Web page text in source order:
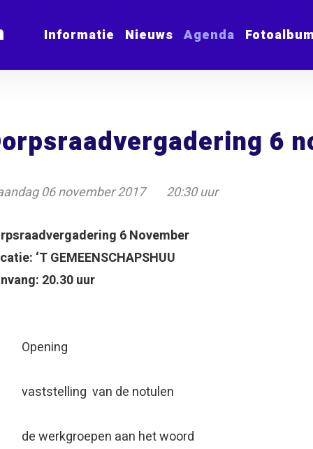
Informatie Nieuws Agenda
6
06 november 2017 20:30 uur
6 November
‘T GEMEENSCHAPSHUU
20.30 uur
Opening
van de notulen
werkgroepen aan het woord